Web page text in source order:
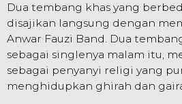
Dua tembang khas yang
disajikan langsung dengan
Anwar Fauzi Band. Dua
sebagai singlenya malam itu,
sebagai penyanyi religi yang
menghidupkan ghirah dan